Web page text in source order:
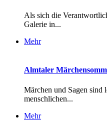
Als sich die
Galerie in...
Mehr
Almtaler
Märchen und Sagen sind
menschlichen...
Mehr